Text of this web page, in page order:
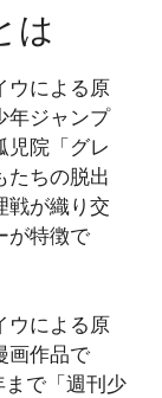
は
ウによる原
年ジャンプ
児院「グレ
たちの脱出
戦が織り交
が特徴で
ウによる原
画作品で
で「週刊少